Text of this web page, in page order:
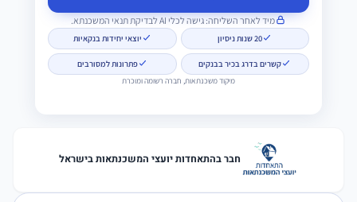
מיד לאחר השליחה: גישה לכלי AI לבדיקת תנאי המשכנתא.
20 שנות ניסיון יוצאי יחידות בנקאיות
קשרים בדרג בכיר בבנקים פתרונות למסורבים
מיקוד משכנתאות, חברה רשומה ומוכרת
חבר בהתאחדות יועצי המשכנתאות בישראל